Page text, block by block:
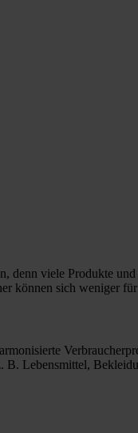
denn viele Produkte
können sich weniger
B. Lebensmittel,